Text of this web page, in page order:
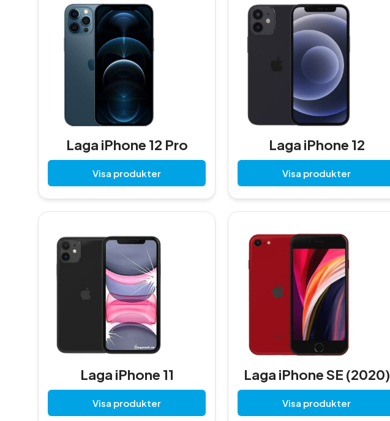
Laga iPhone 12 Pro
Visa produkter
Laga iPhone 12
Visa produkter
Laga iPhone 11
Visa produkter
Laga iPhone SE (2020)
Visa produkter